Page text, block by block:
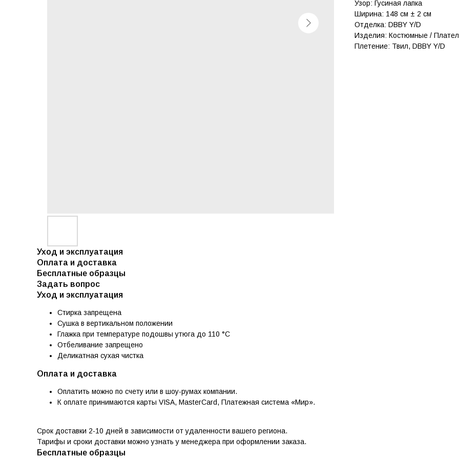
Узор: Гусиная лапка
Ширина: 148 см ± 2 см
Отделка: DBBY Y/D
Изделия: Костюмные /
Плетение: Твил, DBBY Y/D
Уход и эксплуатация
Оплата и доставка
Бесплатные образцы
Задать вопрос
Уход и эксплуатация
Стирка запрещена
Сушка в вертикальном положении
Глажка при температуре подошвы утюга до 110 °C
Отбеливание запрещено
Деликатная сухая чистка
Оплата и доставка
Оплатить можно по счету или в шоу-румах компании.
К оплате принимаются карты VISA, MasterCard, Платежная система «Мир».
Срок доставки 2-10 дней в зависимости от удаленности вашего региона.
Тарифы и сроки доставки можно узнать у менеджера при оформлении заказа.
Бесплатные образцы